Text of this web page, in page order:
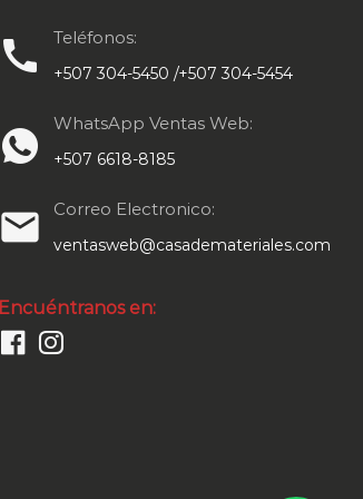
call Teléfonos:
+507 304-5450 /+507 304-5454
WhatsApp Ventas Web:
+507 6618-8185
email Correo Electronico:
ventasweb@casademateriales.com
Encuéntranos en: